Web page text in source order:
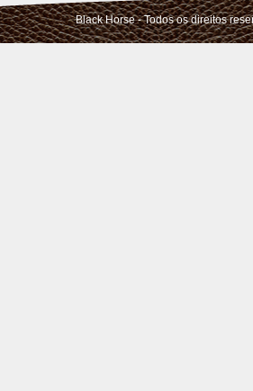
Black Horse - Todos os direitos